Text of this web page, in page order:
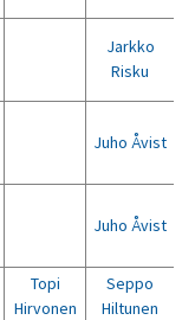
Jarkko
Risku
Juho Åvist
Juho Åvist
Topi
Hirvonen
Seppo
Hiltunen